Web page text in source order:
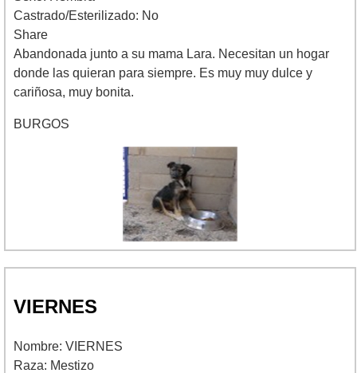
Castrado/Esterilizado: No
Share
Abandonada junto a su mama Lara. Necesitan un hogar
donde las quieran para siempre. Es muy muy dulce y
cariñosa, muy bonita.
BURGOS
VIERNES
Nombre: VIERNES
Raza: Mestizo